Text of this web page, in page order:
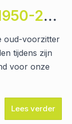
Joost van Kasteren (1950-2026)
oud-voorzitter
tijdens zijn
voor onze
Lees verder